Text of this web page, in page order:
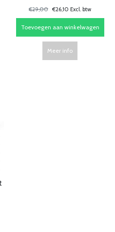
€29,00 €26,10 Excl. btw
Toevoegen aan winkelwagen
Meer info